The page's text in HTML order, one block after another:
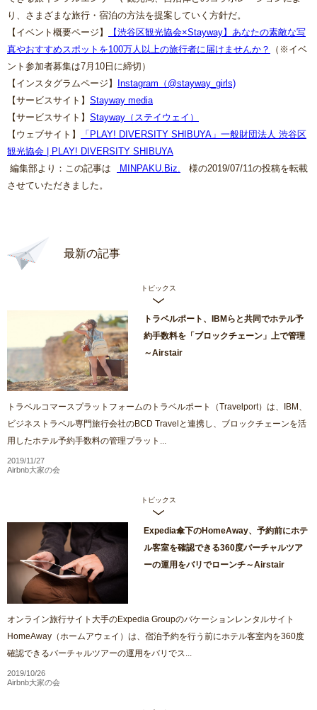
り、さまざまな旅行・宿泊の方法を提案していく方針だ。
【イベント概要ページ】
【渋谷区観光協会×Stayway】あなたの素敵な写
真やおすすめスポットを100万人以上の旅行者に届けませんか？
（※イベ
ント参加者募集は7月10日に締切）
【インスタグラムページ】 Instagram（@stayway_girls)
【サービスサイト】 Stayway media
【サービスサイト】 Stayway（ステイウェイ）
【ウェブサイト】
「PLAY! DIVERSITY SHIBUYA」一般財団法人 渋谷区
観光協会 | PLAY! DIVERSITY SHIBUYA
編集部より：この記事は
MINPAKU.Biz
様の2019/07/11の投稿を転載
させていただきました。
最新の記事
トピックス
トラベルポート、IBMらと共同でホテル予
約手数料を「ブロックチェーン」上で管理
～Airstair
トラベルコマースプラットフォームのトラベルポート（Travelport）は、IBM、
ビジネストラベル専門旅行会社のBCD Travelと連携し、ブロックチェーンを活
用したホテル予約手数料の管理プラット...
2019/11/27
Airbnb大家の会
トピックス
Expedia傘下のHomeAway、予約前にホテ
ル客室を確認できる360度バーチャルツア
ーの運用をバリでローンチ～Airstair
オンライン旅行サイト大手のExpedia Groupのバケーションレンタルサイト
HomeAway（ホームアウェイ）は、宿泊予約を行う前にホテル客室内を360度
確認できるバーチャルツアーの運用をバリでス...
2019/10/26
Airbnb大家の会